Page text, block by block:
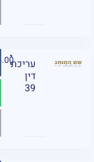
עריכת
דין
39
95.00